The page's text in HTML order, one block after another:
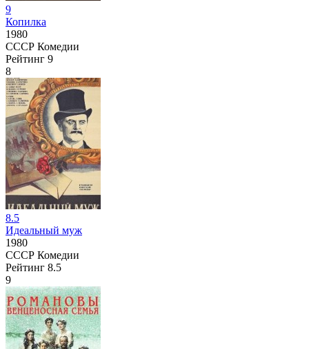
9
Копилка
1980
СССР Комедии
Рейтинг 9
8
8.5
Идеальный муж
1980
СССР Комедии
Рейтинг 8.5
9